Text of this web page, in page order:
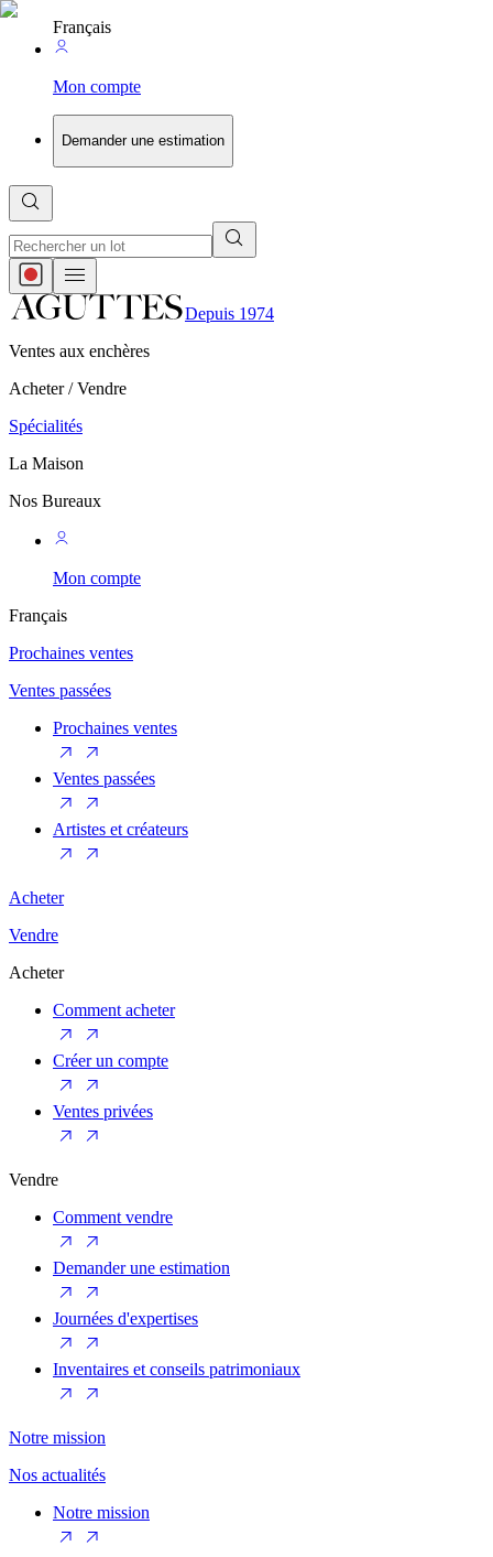
Français
Mon compte
Demander une estimation
Depuis 1974
Ventes aux enchères
Acheter / Vendre
Spécialités
La Maison
Nos Bureaux
Mon compte
Français
Prochaines ventes
Ventes passées
Prochaines ventes
Ventes passées
Artistes et créateurs
Acheter
Vendre
Acheter
Comment acheter
Créer un compte
Ventes privées
Vendre
Comment vendre
Demander une estimation
Journées d'expertises
Inventaires et conseils patrimoniaux
Notre mission
Nos actualités
Notre mission